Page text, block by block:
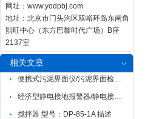
网址： www.yodpbj.com
地址：北京市门头沟区双峪环岛东南角
熙旺中心（东方巴黎时代广场）B座
2137室
相关文章
便携式污泥界面仪/污泥界面检测仪DP-SLUDGE GUN
经济型静电接地报警器/静电接地报警仪
搅拌器 型号：DP-85-1A 描述